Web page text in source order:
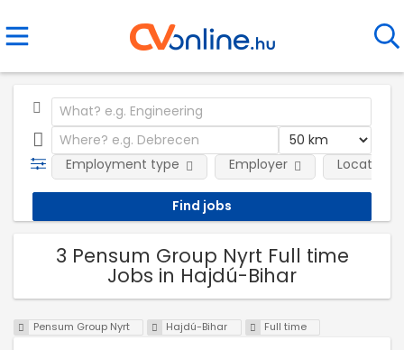
Employment type Employer Location
3 Pensum Group Nyrt Full time
Jobs in Hajdú-Bihar
Pensum Group Nyrt Hajdú-Bihar Full time